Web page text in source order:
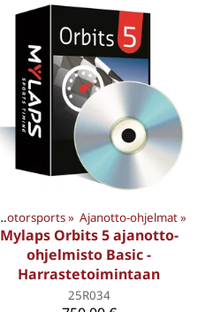
Motorsports‪» Ajanotto-ohjelmat‪»
Mylaps Orbits 5 ajanotto-
ohjelmisto Basic -
Harrastetoimintaan
25R034
Products‪» MYLAPS TUOTTEET